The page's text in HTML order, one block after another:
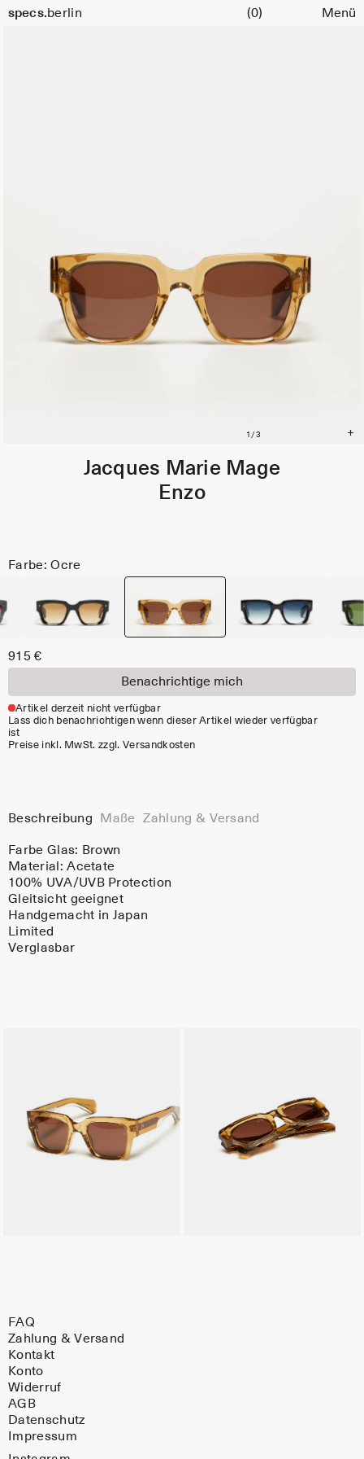
specs.berlin
Warenkorb (0) Menü
Jacques Marie Mage
Enzo
Farbe: Ocre
915 €
Benachrichtige mich
Artikel derzeit nicht verfügbar
Lass dich benachrichtigen wenn dieser Artikel wieder verfügbar
ist
Preise inkl. MwSt. zzgl. Versandkosten
Beschreibung Maße Zahlung & Versand
Farbe Glas: Brown
Material:Acetate
100% UVA/UVB Protection
Gleitsicht geeignet
Handgemacht in Japan
Limited
Verglasbar
FAQ
Zahlung & Versand
Kontakt
Konto
Widerruf
AGB
Datenschutz
Impressum